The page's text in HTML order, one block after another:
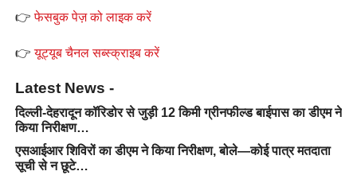
👉फेसबुक पेज़ को लाइक करें
👉यूट्यूब चैनल सब्स्क्राइब करें
Latest News -
दिल्ली-देहरादून कॉरिडोर से जुड़ी 12 किमी ग्रीनफील्ड बाईपास का डीएम ने
किया निरीक्षण…
एसआईआर शिविरों का डीएम ने किया निरीक्षण, बोले—कोई पात्र मतदाता
सूची से न छूटे…